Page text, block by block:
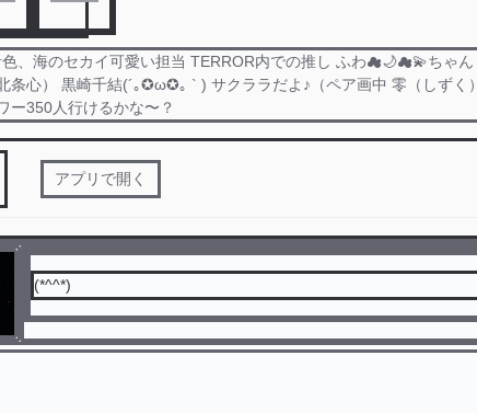
、海のセカイ可愛い担当 TERROR内での推し ふわ☁🌙☁💫ちゃ
条心） 黒崎千結(´｡✪ω✪｡ ` ) サクララだよ♪（ペア画中 零（しずく
ー350人行けるかな〜？
アプリで開く
(*^^*)